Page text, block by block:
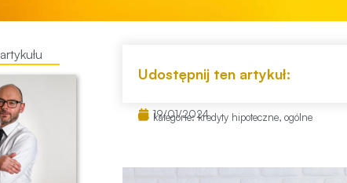
Udostępnij ten artykuł:
19/01/2024
kategorie:kredyty hipoteczne,ogólne